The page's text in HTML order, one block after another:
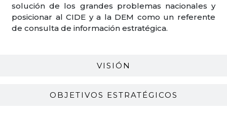
VISIÓN
OBJETIVOS ESTRATÉGICOS
solución de los grandes problemas nacionales y
posicionar al CIDE y a la DEM como un referente
de consulta de información estratégica.